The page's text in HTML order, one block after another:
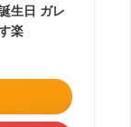
生日 ガレ
楽